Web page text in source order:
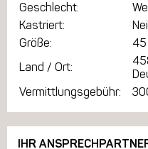
Geschlecht:
Kastriert:
Größe:
45
Land / Ort:
Vermittlungsgebühr:
IHR